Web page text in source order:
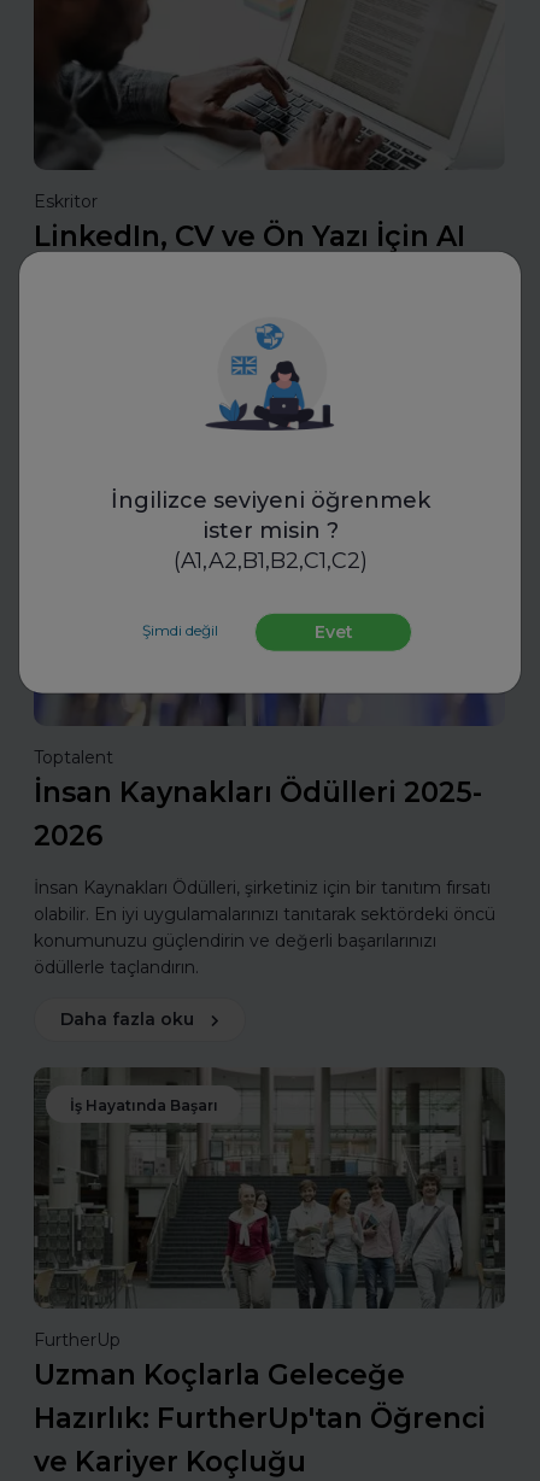
İngilizce seviyeni öğrenmek
ister misin ?
(A1,A2,B1,B2,C1,C2)
Şimdi değil Evet
Eskritor
LinkedIn, CV ve Ön Yazı İçin AI
LinkedIn, CV ve ön yazı için AI yazım araçları nasıl çalışır?
Bu araçlarla etkili özgeçmişler ve güçlü profiller
oluşturmanın püf noktalarını keşfedin.
Toptalent
İnsan Kaynakları Ödülleri 2025-
2026
İnsan Kaynakları Ödülleri, şirketiniz için bir tanıtım fırsatı
olabilir. En iyi uygulamalarınızı tanıtarak sektördeki öncü
konumunuzu güçlendirin ve değerli başarılarınızı
ödüllerle taçlandırın.
Daha fazla oku
İş Hayatında Başarı
FurtherUp
Uzman Koçlarla Geleceğe
Hazırlık: FurtherUp'tan Öğrenci
ve Kariyer Koçluğu